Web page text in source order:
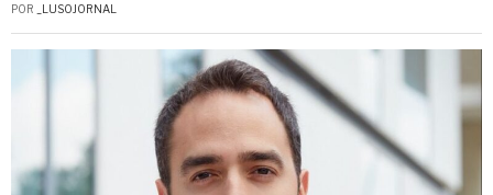
POR _LUSOJORNAL